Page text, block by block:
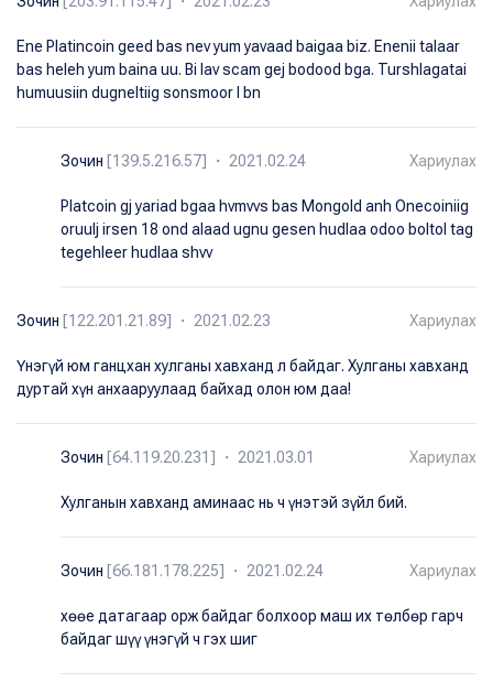
Ene Platincoin geed bas nev yum yavaad baigaa biz. Enenii talaar
bas heleh yum baina uu. Bi lav scam gej bodood bga. Turshlagatai
humuusiin dugneltiig sonsmoor l bn
Зочин [139.5.216.57] ・ 2021.02.24 Хариулах
Platcoin gj yariad bgaa hvmvvs bas Mongold anh Onecoiniig
oruulj irsen 18 ond alaad ugnu gesen hudlaa odoo boltol tag
tegehleer hudlaa shvv
Зочин [122.201.21.89] ・ 2021.02.23 Хариулах
Үнэгүй юм ганцхан хулганы хавханд л байдаг. Хулганы хавханд
дуртай хүн анхааруулаад байхад олон юм даа!
Зочин [64.119.20.231] ・ 2021.03.01 Хариулах
Хулганын хавханд аминаас нь ч үнэтэй зүйл бий.
Зочин [66.181.178.225] ・ 2021.02.24 Хариулах
хөөе датагаар орж байдаг болхоор маш их төлбөр гарч
байдаг шүү үнэгүй ч гэх шиг